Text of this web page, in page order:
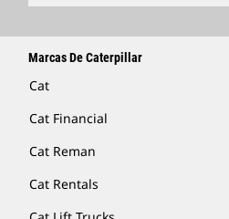
Marcas De Caterpillar
Cat
Cat Financial
Cat Reman
Cat Rentals